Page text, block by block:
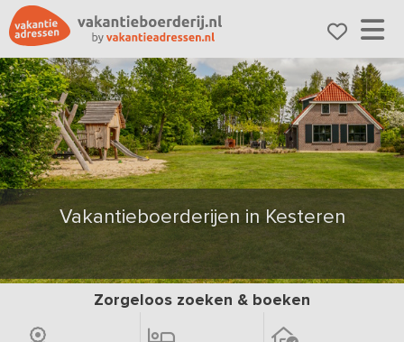
Vakantieboerderijen in Kesteren
Zorgeloos zoeken & boeken